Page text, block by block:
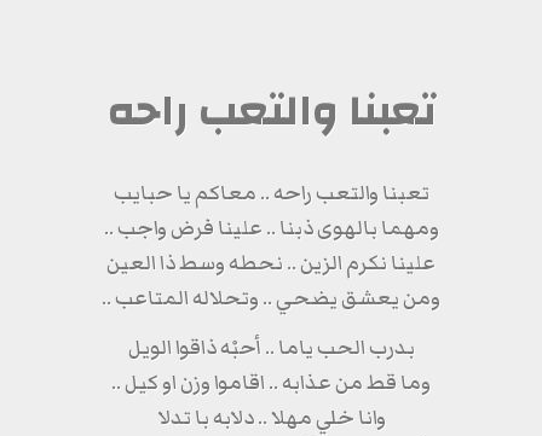
تعبنا والتعب راحه
تعبنا والتعب راحه .. معاكم يا حبايب
ومهما بالهوى ذبنا .. علينا فرض واجب ..‏
علينا نكرم الزين .. نحطه وسط ذا العين
ومن يعشق يضحي .. وتحلاله المتاعب ..‏
بدرب الحب ياما .. أحبْه ذاقوا الويل
وما قط من عذابه .. اقاموا وزن او كيل ..‏
وانا خلي مهلا .. دلابه با تدلا